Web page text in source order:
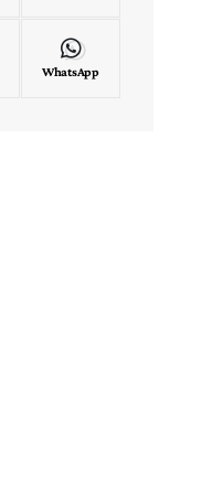
WhatsApp